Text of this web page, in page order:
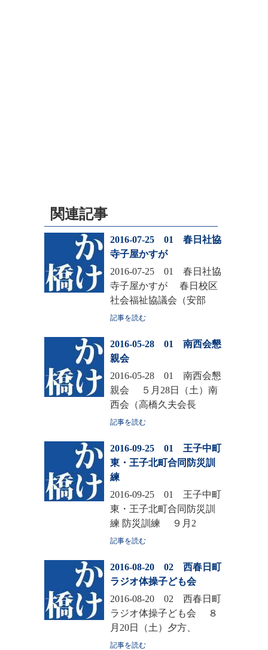
関連記事
2016-07-25 01 春日社協
寺子屋かすが
2016-07-25 01 春日社協
寺子屋かすが 春日校区
社会福祉協議会（安部
記事を読む
2016-05-28 01 南西会懇
親会
2016-05-28 01 南西会懇
親会 ５月28日（土）南
西会（高橋久夫会長
記事を読む
2016-09-25 01 王子中町
東・王子北町合同防災訓
練
2016-09-25 01 王子中町
東・王子北町合同防災訓
練 防災訓練 ９月2
記事を読む
2016-08-20 02 西春日町
ラジオ体操子ども会
2016-08-20 02 西春日町
ラジオ体操子ども会 ８
月20日（土）夕方、
記事を読む